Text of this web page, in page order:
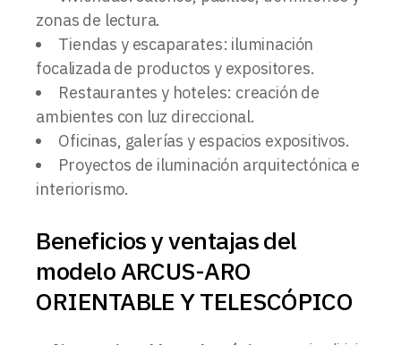
zonas de lectura.
Tiendas y escaparates: iluminación
focalizada de productos y expositores.
Restaurantes y hoteles: creación de
ambientes con luz direccional.
Oficinas, galerías y espacios expositivos.
Proyectos de iluminación arquitectónica e
interiorismo.
Beneficios y ventajas del
modelo ARCUS-ARO
ORIENTABLE Y TELESCÓPICO